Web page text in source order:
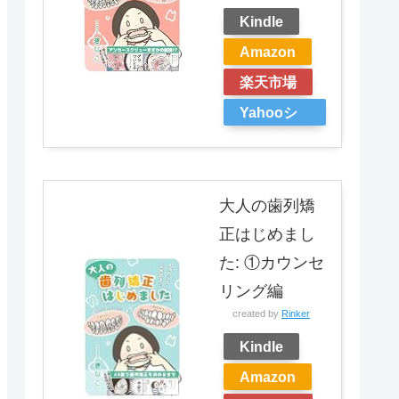
Kindle
Amazon
楽天市場
Yahooシ
大人の歯列矯
正はじめまし
た: ①カウンセ
リング編
created by Rinker
Kindle
Amazon